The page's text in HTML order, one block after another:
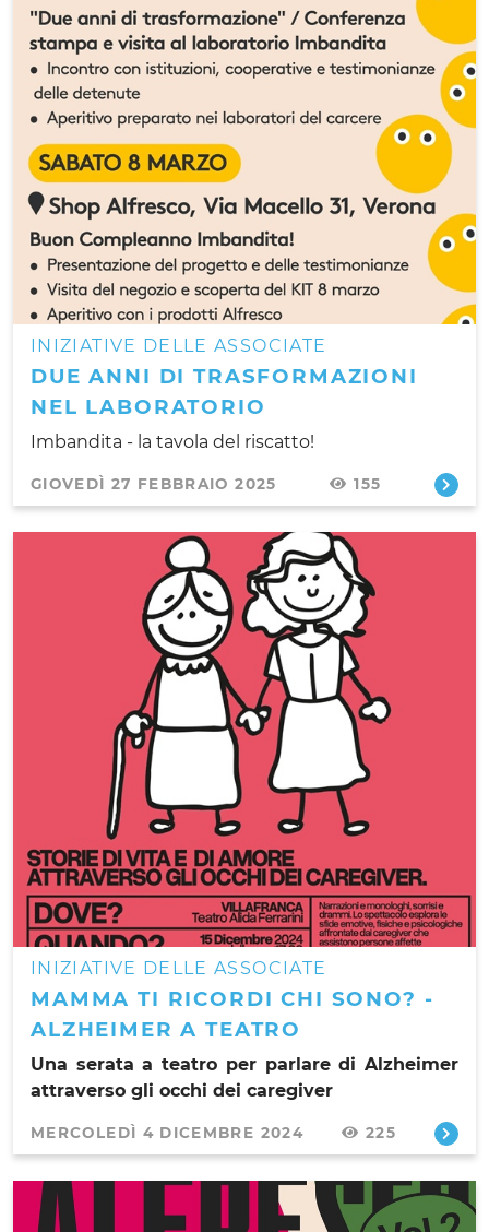
INIZIATIVE DELLE ASSOCIATE
DUE ANNI DI TRASFORMAZIONI
NEL LABORATORIO
Imbandita - la tavola del riscatto!
GIOVEDÌ 27 FEBBRAIO 2025 155
INIZIATIVE DELLE ASSOCIATE
MAMMA TI RICORDI CHI SONO? -
ALZHEIMER A TEATRO
Una serata a teatro per parlare di Alzheimer
attraverso gli occhi dei caregiver
MERCOLEDÌ 4 DICEMBRE 2024 225